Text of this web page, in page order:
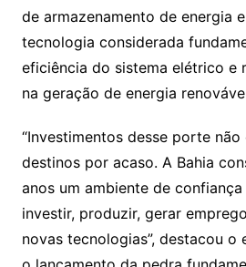
de armazenamento de energia
tecnologia considerada
eficiência do sistema elétrico e
na geração de energia
“Investimentos desse porte não
destinos por acaso. A Bahia
anos um ambiente de
investir, produzir, gerar
novas tecnologias”, destacou